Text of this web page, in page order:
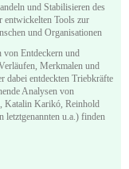
und Stabilisieren des
entwickelten Tools zur
und Organisationen
Entdeckern und
Merkmalen und
dabei entdeckten Triebkräfte
Analysen von
Katalin Karikó, Reinhold
letztgenannten u.a.) finden